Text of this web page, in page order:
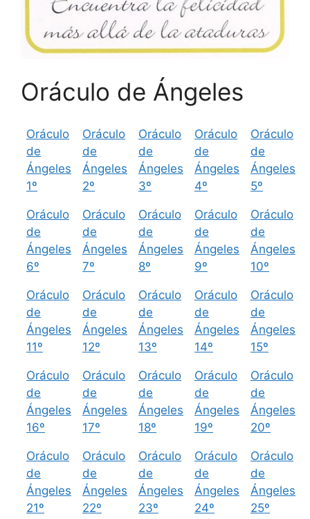
Oráculo de Ángeles
Oráculo
de
Ángeles
1º
Oráculo
de
Ángeles
2º
Oráculo
de
Ángeles
3º
Oráculo
de
Ángeles
4º
Oráculo
de
Ángeles
5º
Oráculo
de
Ángeles
6º
Oráculo
de
Ángeles
7º
Oráculo
de
Ángeles
8º
Oráculo
de
Ángeles
9º
Oráculo
de
Ángeles
10º
Oráculo
de
Ángeles
11º
Oráculo
de
Ángeles
12º
Oráculo
de
Ángeles
13º
Oráculo
de
Ángeles
14º
Oráculo
de
Ángeles
15º
Oráculo
de
Ángeles
16º
Oráculo
de
Ángeles
17º
Oráculo
de
Ángeles
18º
Oráculo
de
Ángeles
19º
Oráculo
de
Ángeles
20º
Oráculo
de
Ángeles
21º
Oráculo
de
Ángeles
22º
Oráculo
de
Ángeles
23º
Oráculo
de
Ángeles
24º
Oráculo
de
Ángeles
25º